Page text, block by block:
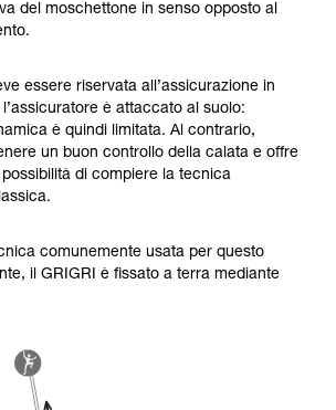
del moschettone in senso opposto al
essere riservata all’assicurazione in
è attaccato al suolo:
è quindi limitata. Al contrario,
un buon controllo della calata e offre
di compiere la tecnica
comunemente usata per questo
il GRIGRI è fissato a terra mediante